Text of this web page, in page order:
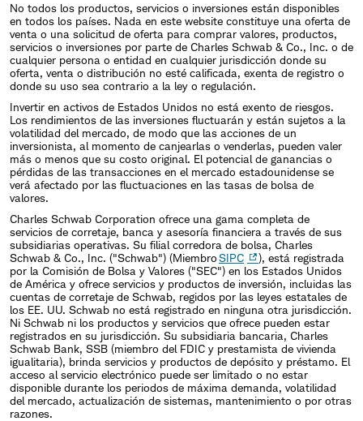
No todos los productos, servicios o inversiones están disponibles
en todos los países. Nada en este website constituye una oferta de
venta o una solicitud de oferta para comprar valores, productos,
servicios o inversiones por parte de Charles Schwab & Co., Inc. o de
cualquier persona o entidad en cualquier jurisdicción donde su
oferta, venta o distribución no esté calificada, exenta de registro o
donde su uso sea contrario a la ley o regulación.
Invertir en activos de Estados Unidos no está exento de riesgos.
Los rendimientos de las inversiones fluctuarán y están sujetos a la
volatilidad del mercado, de modo que las acciones de un
inversionista, al momento de canjearlas o venderlas, pueden valer
más o menos que su costo original. El potencial de ganancias o
pérdidas de las transacciones en el mercado estadounidense se
verá afectado por las fluctuaciones en las tasas de bolsa de
valores.
Charles Schwab Corporation ofrece una gama completa de
servicios de corretaje, banca y asesoría financiera a través de sus
subsidiarias operativas. Su filial corredora de bolsa, Charles
Schwab & Co., Inc. ("Schwab") (MiembroSIPC
), está registrada
por la Comisión de Bolsa y Valores ("SEC") en los Estados Unidos
de América y ofrece servicios y productos de inversión, incluidas las
cuentas de corretaje de Schwab, regidos por las leyes estatales de
los EE. UU. Schwab no está registrado en ninguna otra jurisdicción.
Ni Schwab ni los productos y servicios que ofrece pueden estar
registrados en su jurisdicción. Su subsidiaria bancaria, Charles
Schwab Bank, SSB (miembro del FDIC y prestamista de vivienda
igualitaria), brinda servicios y productos de depósito y préstamo. El
acceso al servicio electrónico puede ser limitado o no estar
disponible durante los periodos de máxima demanda, volatilidad
del mercado, actualización de sistemas, mantenimiento o por otras
razones.